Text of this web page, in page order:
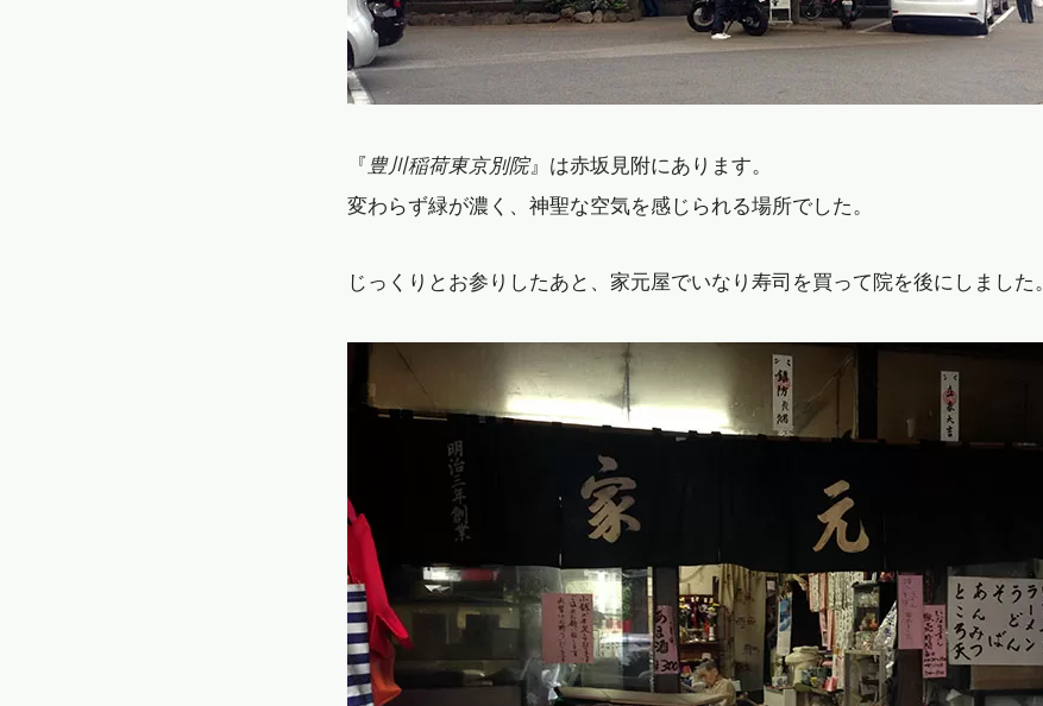
『 豊川稲荷東京別院』は赤坂見附にあります。
変わらず緑が濃く、神聖な空気を感じられる場所でした。
じっくりとお参りしたあと、家元屋でいなり寿司を買って院を後にしました。